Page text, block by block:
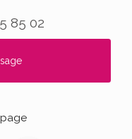
85 02